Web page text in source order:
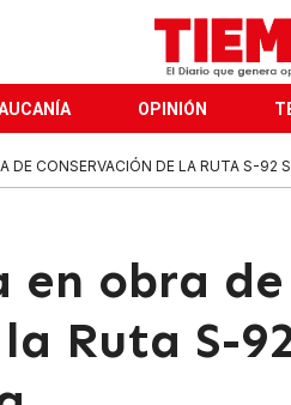
OPINIÓN
DE CONSERVACIÓN DE LA RUTA S-92
obra de
Ruta S-